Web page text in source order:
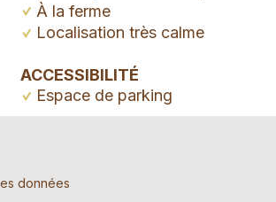
À la ferme
Localisation très calme
ACCESSIBILITÉ
Espace de parking
données